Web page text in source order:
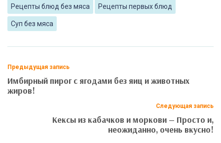
Рецепты блюд без мяса Рецепты первых блюд
Суп без мяса
Предыдущая запись
Имбирный пирог с ягодами без яиц и животных
жиров!
Следующая запись
Кексы из кабачков и моркови — Просто и,
неожиданно, очень вкусно!